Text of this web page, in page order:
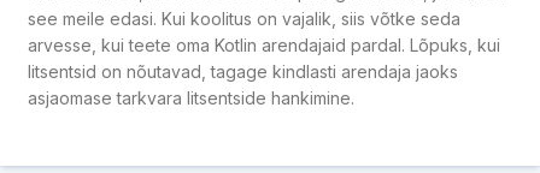
see meile edasi. Kui koolitus on vajalik, siis võtke seda
arvesse, kui teete oma Kotlin arendajaid pardal. Lõpuks, kui
litsentsid on nõutavad, tagage kindlasti arendaja jaoks
asjaomase tarkvara litsentside hankimine.